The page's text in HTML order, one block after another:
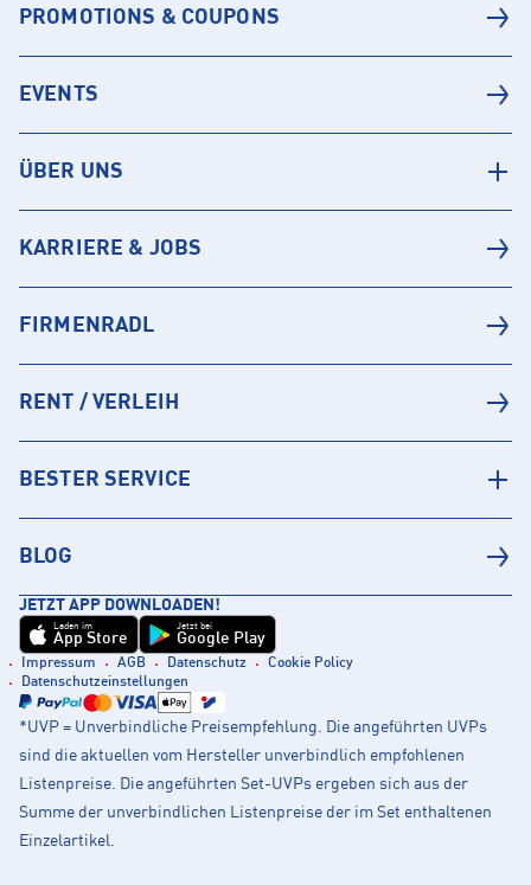
PROMOTIONS & COUPONS
EVENTS
ÜBER UNS
KARRIERE & JOBS
FIRMENRADL
RENT / VERLEIH
BESTER SERVICE
BLOG
JETZT APP DOWNLOADEN!
Laden im
App Store
Jetzt bei
Google Play
Impressum AGB Datenschutz
Cookie Policy
Datenschutzeinstellungen
*UVP = Unverbindliche Preisempfehlung. Die angeführten UVPs
sind die aktuellen vom Hersteller unverbindlich empfohlenen
Listenpreise. Die angeführten Set-UVPs ergeben sich aus der
Summe der unverbindlichen Listenpreise der im Set enthaltenen
Einzelartikel.